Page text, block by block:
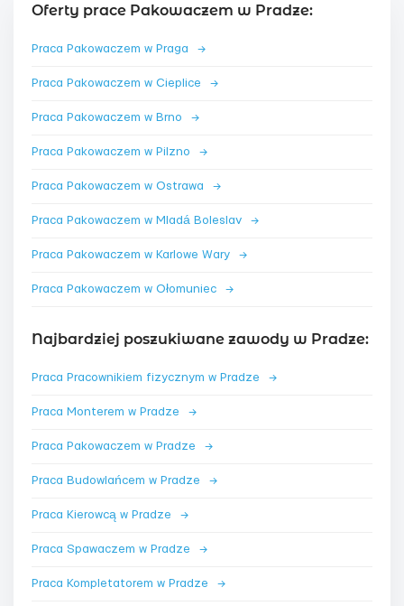
Oferty prace Pakowaczem w Pradze:
Praca Pakowaczem w Praga →
Praca Pakowaczem w Cieplice →
Praca Pakowaczem w Brno →
Praca Pakowaczem w Pilzno →
Praca Pakowaczem w Ostrawa →
Praca Pakowaczem w Mladá Boleslav →
Praca Pakowaczem w Karlowe Wary →
Praca Pakowaczem w Ołomuniec →
Najbardziej poszukiwane zawody w Pradze:
Praca Pracownikiem fizycznym w Pradze →
Praca Monterem w Pradze →
Praca Pakowaczem w Pradze →
Praca Budowlańcem w Pradze →
Praca Kierowcą w Pradze →
Praca Spawaczem w Pradze →
Praca Kompletatorem w Pradze →